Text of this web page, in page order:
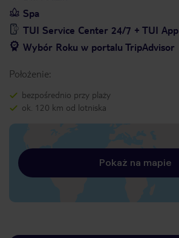
Spa
TUI Service Center 24/7 + TUI App
Wybór Roku w portalu TripAdvisor
Położenie:
bezpośrednio przy plaży
ok. 120 km od lotniska
Pokaż na mapie